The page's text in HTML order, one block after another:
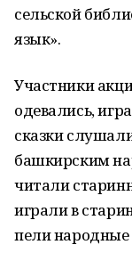
сельской
язык».
Участники
одевались,
сказки
башкирским
читали
играли в
пели народные